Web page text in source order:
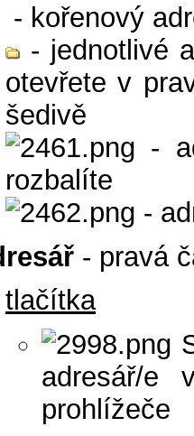
- kořenový
- jednotlivé
otevřete v
šedivě
-
rozbalíte
-
- pravá
tlačítka
adresář/e
prohlížeče